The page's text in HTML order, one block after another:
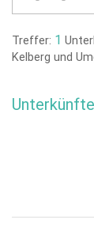
Treffer: 1
Kelberg und